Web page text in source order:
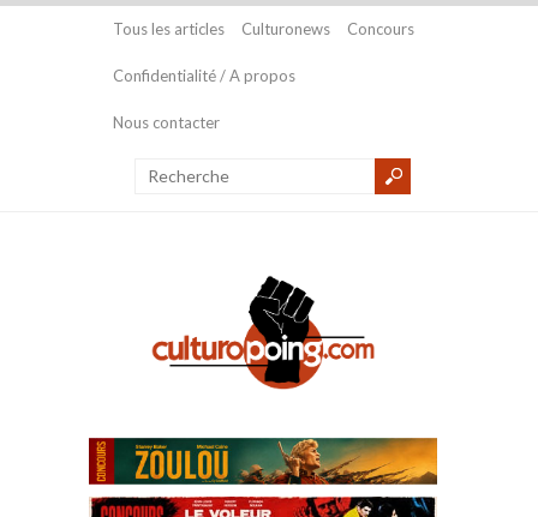
Tous les articles Culturonews Concours
Confidentialité / A propos
Nous contacter